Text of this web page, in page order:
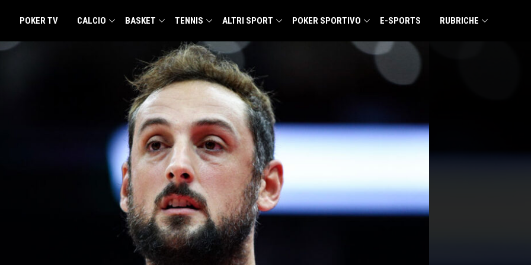
POKER TV CALCIO BASKET TENNIS ALTRI SPORT POKER SPORTIVO E-SPORTS RUBRICHE